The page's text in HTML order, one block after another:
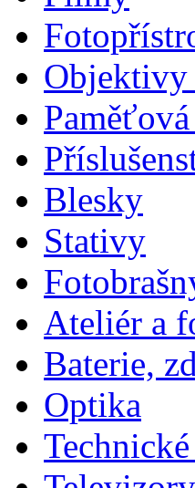
Blesky
Stativy
Ateliér a
Baterie,
Optika